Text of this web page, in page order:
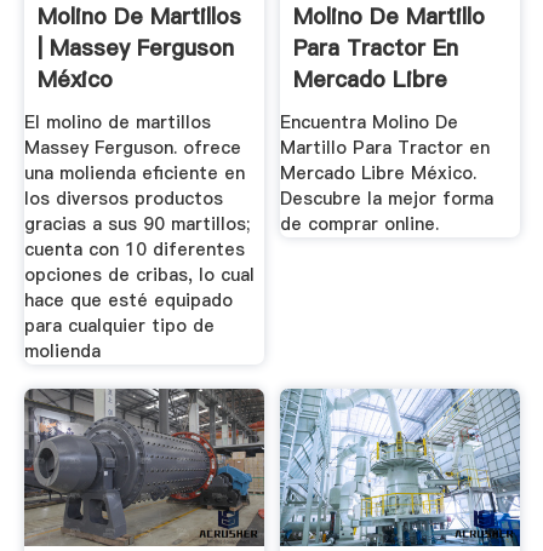
Molino De Martillos
| Massey Ferguson
México
El molino de martillos
Massey Ferguson. ofrece
una molienda eficiente en
los diversos productos
gracias a sus 90 martillos;
cuenta con 10 diferentes
opciones de cribas, lo cual
hace que esté equipado
para cualquier tipo de
molienda
Molino De Martillo
Para Tractor En
Mercado Libre
México
Encuentra Molino De
Martillo Para Tractor en
Mercado Libre México.
Descubre la mejor forma
de comprar online.